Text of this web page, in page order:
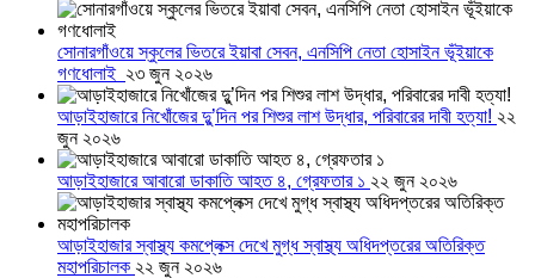
সোনারগাঁওয়ে স্কুলের ভিতরে ইয়াবা সেবন, এনসিপি নেতা হোসাইন ভূঁইয়াকে
গণধোলাই ২৩ জুন ২০২৬
আড়াইহাজারে নিখোঁজের দুু’দিন পর শিশুর লাশ উদ্ধার, পরিবারের দাবী হত্যা! ২২
জুন ২০২৬
আড়াইহাজারে আবারো ডাকাতি আহত ৪, গ্রেফতার ১ ২২ জুন ২০২৬
আড়াইহাজার স্বাস্থ্য কমপ্লেক্স দেখে মুগ্ধ স্বাস্থ্য অধিদপ্তরের অতিরিক্ত
মহাপরিচালক ২২ জুন ২০২৬